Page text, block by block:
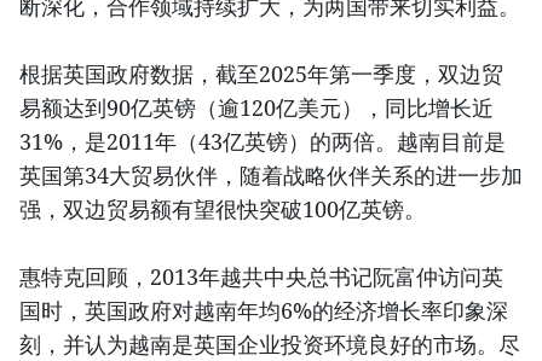
断深化，合作领域持续扩大，为两国带来切实利益。
根据英国政府数据，截至2025年第一季度，双边贸
易额达到90亿英镑（逾120亿美元），同比增长近
31%，是2011年（43亿英镑）的两倍。越南目前是
英国第34大贸易伙伴，随着战略伙伴关系的进一步加
强，双边贸易额有望很快突破100亿英镑。
惠特克回顾，2013年越共中央总书记阮富仲访问英
国时，英国政府对越南年均6%的经济增长率印象深
刻，并认为越南是英国企业投资环境良好的市场。尽